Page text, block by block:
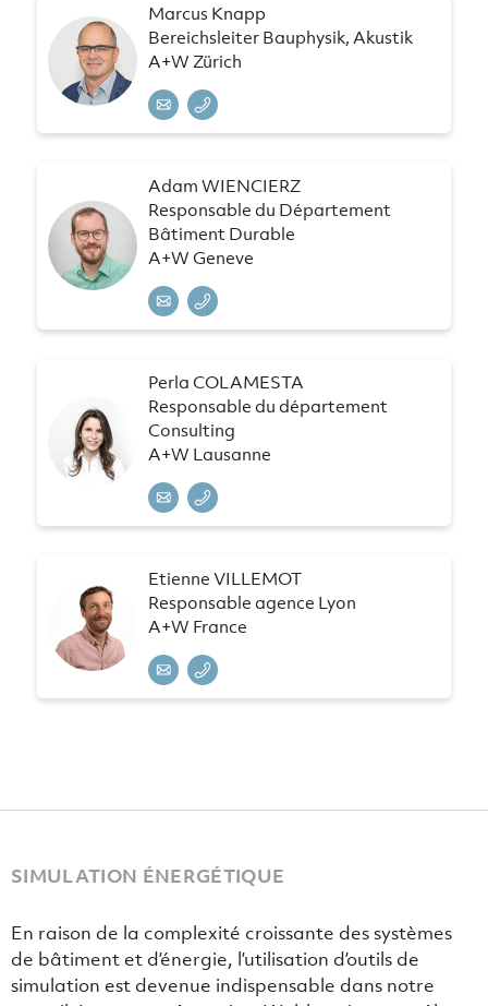
Marcus Knapp
Bereichsleiter Bauphysik, Akustik
A+W Zürich
Adam WIENCIERZ
Responsable du Département
Bâtiment Durable
A+W Geneve
Perla COLAMESTA
Responsable du département
Consulting
A+W Lausanne
Etienne VILLEMOT
Responsable agence Lyon
A+W France
SIMULATION ÉNERGÉTIQUE
En raison de la complexité croissante des systèmes
de bâtiment et d’énergie, l’utilisation d’outils de
simulation est devenue indispensable dans notre